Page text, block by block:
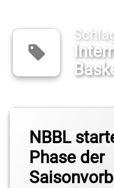
NBBL
Phase der
ALBA
Berlin
Andreas
Martin